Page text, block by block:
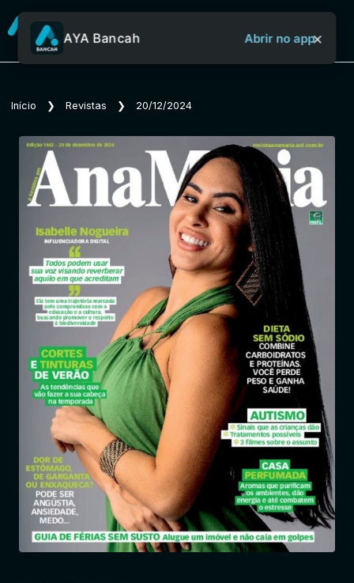
Sobre o Aya Bancah
Início
Revistas
Jornais
Notícias
Entrar
AYA Bancah Abrir no app×
Início ❯ Revistas ❯ 20/12/2024